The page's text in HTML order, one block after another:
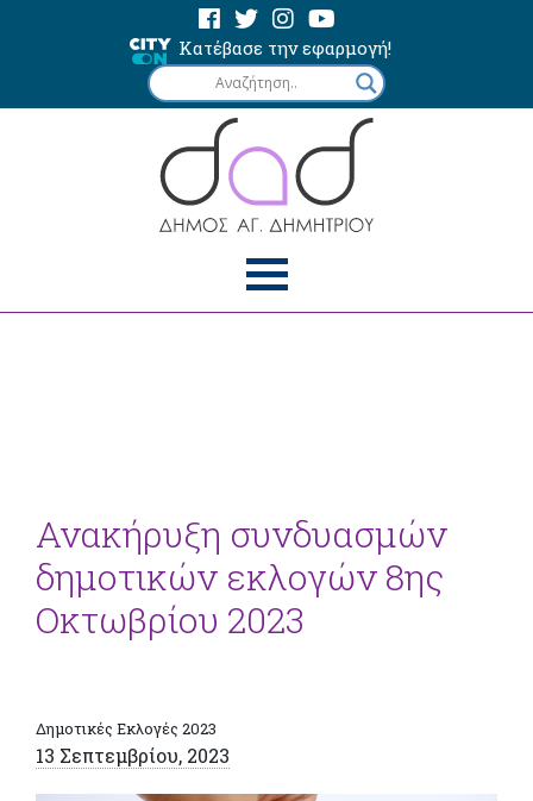
Κατέβασε την εφαρμογή!
Ανακήρυξη συνδυασμών
δημοτικών εκλογών 8ης
Οκτωβρίου 2023
Δημοτικές Εκλογές 2023
13 Σεπτεμβρίου, 2023